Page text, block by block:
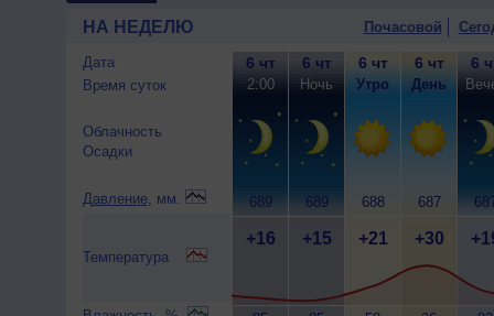
НА НЕДЕЛЮ Почасовой
Дата
Время суток
Облачность
Осадки
Давление, мм.
Температура
6 чт
2:00
689
+16
6 чт
Ночь
689
+15
6 чт
Утро
688
+21
6 чт
День
687
+30
6